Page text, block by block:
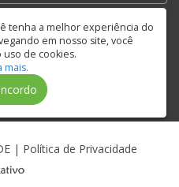
tenha a melhor experiência do
em nosso site, você
uso de cookies.
mais.
| Política de Privacidade